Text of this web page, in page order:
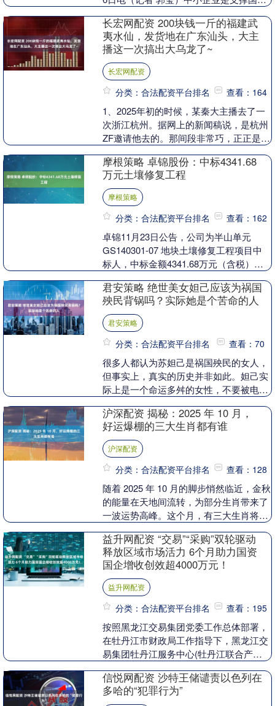
改善民生....
长宏网配资 200块钱一斤的福建武
夷水仙，发货地在广东汕头，大主
播这一次搞出大乌龙了~
长宏网配资
分类：合法配资平台排名 查看：164
1、2025年初的时候，某秦大主播去了一
次浙江杭州。据网上的新闻稿说，是杭州
ZF邀请他去的。那间段非常巧，正正是杭
的旅游旺....
摩根策略 卓锦股份：中标4341.68
万元土壤修复工程
摩根策略
分类：合法配资平台排名 查看：162
卓锦11月23日公告，公司为半山单元
GS140301-07 地块土壤修复工程项目中
标人，中标金额4341.68万元（含税）。
君安策略 绝世美女妲己应该为祸国
殃民背锅吗？实际她是个苦命的人
君安策略
分类：合法配资平台排名 查看：70
很多人都认为苏妲己是祸国殃民的女人，
但事实上，真实的历史并非如此。妲己实
际上是一个命运多舛的女性，不要被电视
字妲，她出生于苏....
沪深配资 揭秘：2025 年 10 月，
好运爆棚的三大生肖都有谁
沪深配资
分类：合法配资平台排名 查看：128
随着 2025 年 10 月的脚步悄然临近，金秋
的能量在天地间流转，为部分生肖带来了
一波运势高峰。这个月，有三大生肖将被
方面....
益升网配资 “交易”“采购”双轮驱动
释放区域市场活力 6个月助力国资
国企增收创效超4000万元！
益升网配资
分类：合法配资平台排名 查看：195
按照黑龙江交易集团党委工作总体部署，
在牡丹江市财政局工作指导下，黑龙江交
易集团牡丹江服务中心(牡丹江联合产权
来，充分发挥“零距....
信悦网配资 沙特王储谴责以色列在
多哈的“犯罪行为”